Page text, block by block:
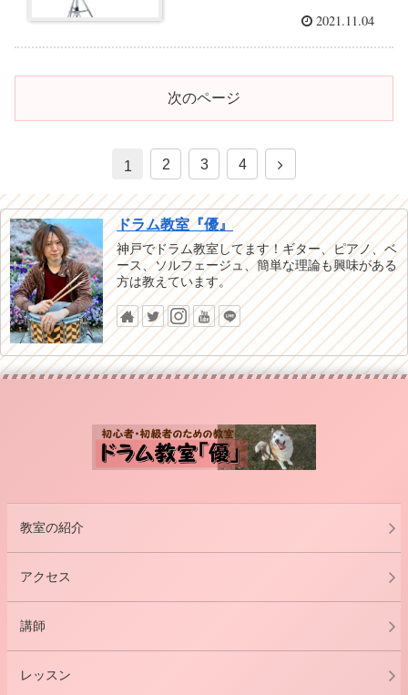
2021.11.04
次のページ
1 2 3 4
ドラム教室『優』
神戸でドラム教室してます！ギター、ピアノ、ベ
ース、ソルフェージュ、簡単な理論も興味がある
方は教えています。
教室の紹介
アクセス
講師
レッスン